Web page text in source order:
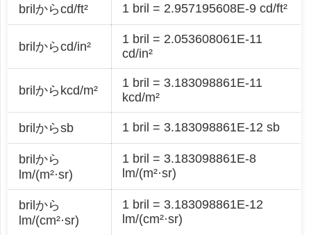
brilからcd/ft² 1 bril = 2.957195608E-9 cd/ft²
brilからcd/in²
1 bril = 2.053608061E-11
cd/in²
brilからkcd/m²
1 bril = 3.183098861E-11
kcd/m²
brilからsb 1 bril = 3.183098861E-12 sb
brilから
lm/(m²·sr)
1 bril = 3.183098861E-8
lm/(m²·sr)
brilから
lm/(cm²·sr)
1 bril = 3.183098861E-12
lm/(cm²·sr)